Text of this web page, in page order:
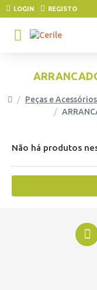
LOGIN REGISTO
Peças e
Não há produtos